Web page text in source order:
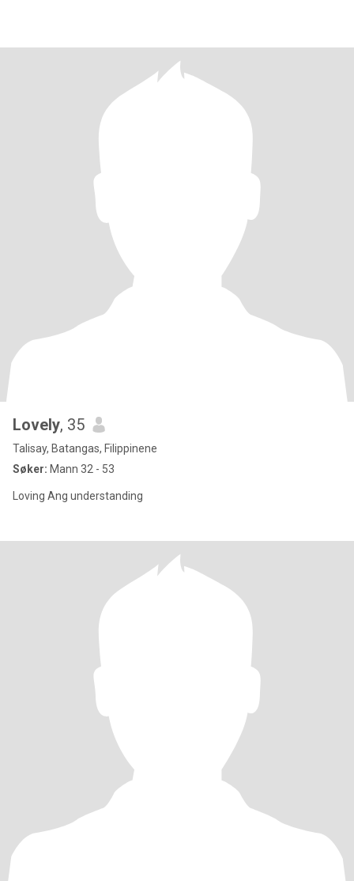
Lovely, 35
Talisay, Batangas, Filippinene
Søker: Mann 32 - 53
Loving Ang understanding